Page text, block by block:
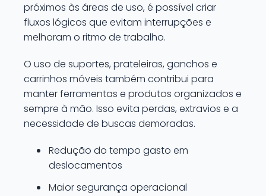
próximos às áreas de uso, é possível criar
fluxos lógicos que evitam interrupções e
melhoram o ritmo de trabalho.
O uso de suportes, prateleiras, ganchos e
carrinhos móveis também contribui para
manter ferramentas e produtos organizados e
sempre à mão. Isso evita perdas, extravios e a
necessidade de buscas demoradas.
Redução do tempo gasto em
deslocamentos
Maior segurança operacional